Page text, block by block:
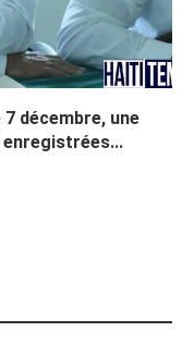
décembre, une